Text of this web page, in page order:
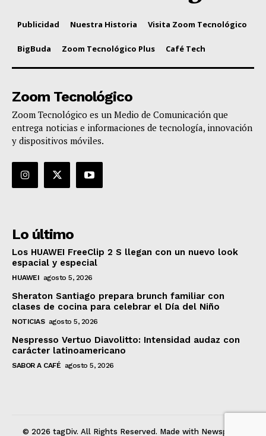
Publicidad Nuestra Historia Visita Zoom Tecnológico
BigBuda Zoom Tecnológico Plus Café Tech
Zoom Tecnológico
Zoom Tecnológico es un Medio de Comunicación que
entrega noticias e informaciones de tecnología, innovación
y dispositivos móviles.
Lo último
Los HUAWEI FreeClip 2 S llegan con un nuevo look
espacial y especial
HUAWEI agosto 5, 2026
Sheraton Santiago prepara brunch familiar con
clases de cocina para celebrar el Día del Niño
NOTICIAS agosto 5, 2026
Nespresso Vertuo Diavolitto: Intensidad audaz con
carácter latinoamericano
SABOR A CAFÉ agosto 5, 2026
© 2026 tagDiv. All Rights Reserved. Made with Newspaper